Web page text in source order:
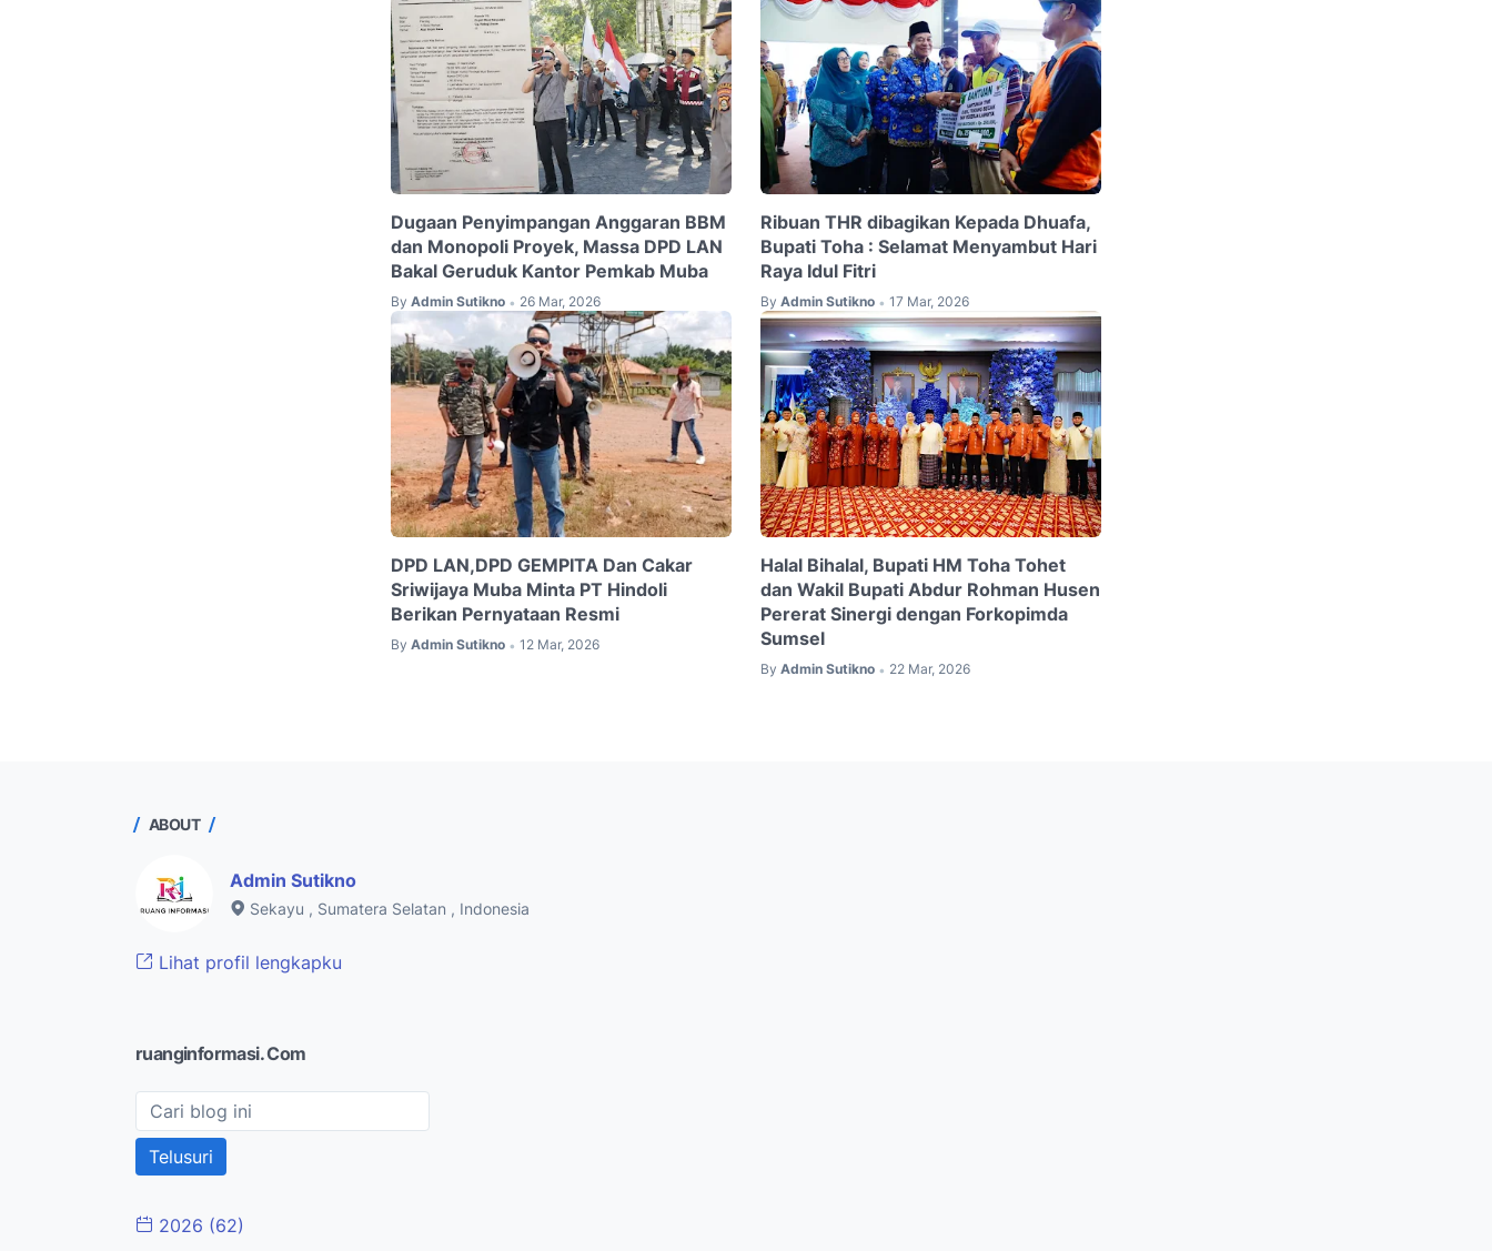
Dugaan Penyimpangan Anggaran BBM
dan Monopoli Proyek, Massa DPD LAN
Bakal Geruduk Kantor Pemkab Muba
By Admin Sutikno • 26 Mar, 2026
Ribuan THR dibagikan Kepada Dhuafa,
Bupati Toha : Selamat Menyambut Hari
Raya Idul Fitri
By Admin Sutikno • 17 Mar, 2026
DPD LAN,DPD GEMPITA Dan Cakar
Sriwijaya Muba Minta PT Hindoli
Berikan Pernyataan Resmi
By Admin Sutikno • 12 Mar, 2026
Halal Bihalal, Bupati HM Toha Tohet
dan Wakil Bupati Abdur Rohman Husen
Pererat Sinergi dengan Forkopimda
Sumsel
By Admin Sutikno • 22 Mar, 2026
ABOUT
Admin Sutikno
Sekayu , Sumatera Selatan , Indonesia
Lihat profil lengkapku
ruanginformasi. Com
2026 (62)